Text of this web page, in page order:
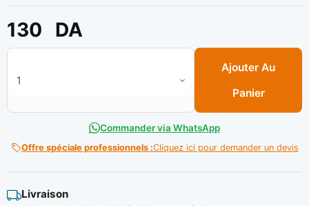
130 DA
quantité de Lunettes anti-pouss noir a joint souple elast.(b/
Ajouter Au
Panier
Commander via WhatsApp
Offre spéciale professionnels :Cliquez ici pour demander un devis
Livraison